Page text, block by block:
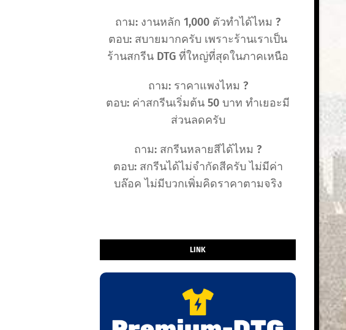
ถาม: งานหลัก 1,000 ตัวทำได้ไหม ?
ตอบ: สบายมากครับ เพราะร้านเราเป็น
ร้านสกรีน DTG ที่ใหญ่ที่สุดในภาคเหนือ
ถาม: ราคาแพงไหม ?
ตอบ: ค่าสกรีนเริ่มต้น 50 บาท ทำเยอะมี
ส่วนลดครับ
ถาม: สกรีนหลายสีได้ไหม ?
ตอบ: สกรีนได้ไม่จำกัดสีครับ ไม่มีค่า
บล๊อค ไม่มีบวกเพิ่มคิดราคาตามจริง
LINK